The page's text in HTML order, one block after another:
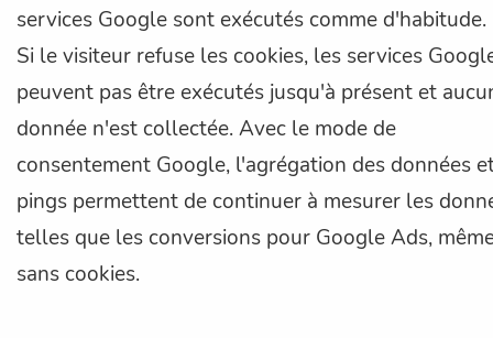
services Google sont exécutés comme d'habitude.
Si le visiteur refuse les cookies, les services
peuvent pas être exécutés jusqu'à présent et
donnée n'est collectée. Avec le mode de
consentement Google, l'agrégation des données
pings permettent de continuer à mesurer les
telles que les conversions pour Google Ads,
sans cookies.